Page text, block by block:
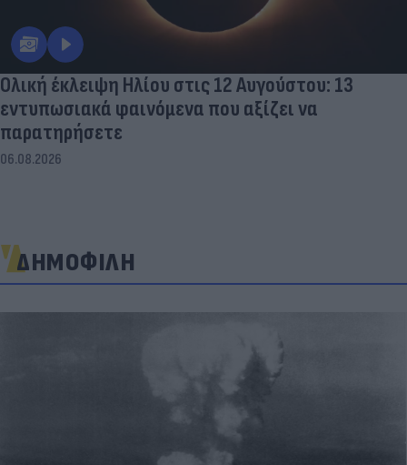
Ολική έκλειψη Ηλίου στις 12 Αυγούστου: 13
εντυπωσιακά φαινόμενα που αξίζει να
παρατηρήσετε
06.08.2026
ΔΗΜΟΦΙΛΗ